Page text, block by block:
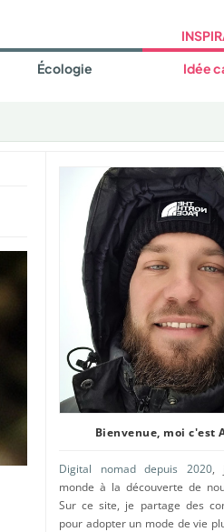
Écologie Idée
Bienvenue, moi c'est
Digital nomad depuis 2020,
monde à la découverte de
Sur ce site, je partage des
pour adopter un mode de vie